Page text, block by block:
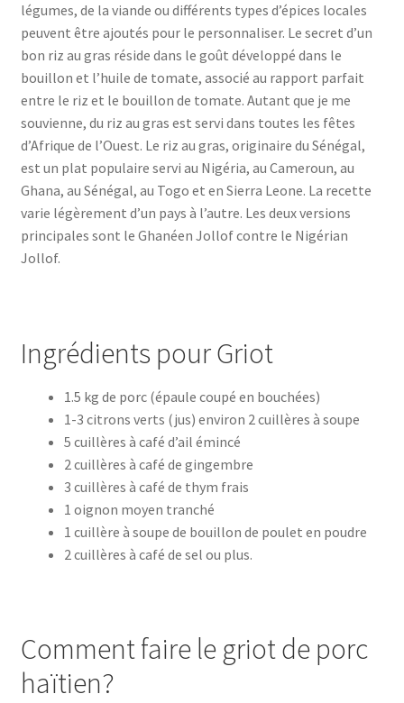
légumes, de la viande ou différents types d’épices locales
peuvent être ajoutés pour le personnaliser. Le secret d’un
bon riz au gras réside dans le goût développé dans le
bouillon et l’huile de tomate, associé au rapport parfait
entre le riz et le bouillon de tomate. Autant que je me
souvienne, du riz au gras est servi dans toutes les fêtes
d’Afrique de l’Ouest. Le riz au gras, originaire du Sénégal,
est un plat populaire servi au Nigéria, au Cameroun, au
Ghana, au Sénégal, au Togo et en Sierra Leone. La recette
varie légèrement d’un pays à l’autre. Les deux versions
principales sont le Ghanéen Jollof contre le Nigérian
Jollof.
Ingrédients pour Griot
1.5 kg de porc (épaule coupé en bouchées)
1-3 citrons verts (jus) environ 2 cuillères à soupe
5 cuillères à café d’ail émincé
2 cuillères à café de gingembre
3 cuillères à café de thym frais
1 oignon moyen tranché
1 cuillère à soupe de bouillon de poulet en poudre
2 cuillères à café de sel ou plus.
Comment faire le griot de porc
haïtien?